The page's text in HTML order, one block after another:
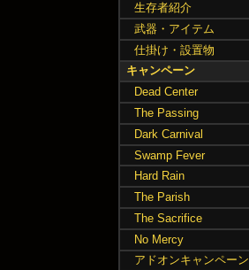
生存者紹介
武器・アイテム
仕掛け・設置物
キャンペーン
Dead Center
The Passing
Dark Carnival
Swamp Fever
Hard Rain
The Parish
The Sacrifice
No Mercy
アドオンキャンペーン